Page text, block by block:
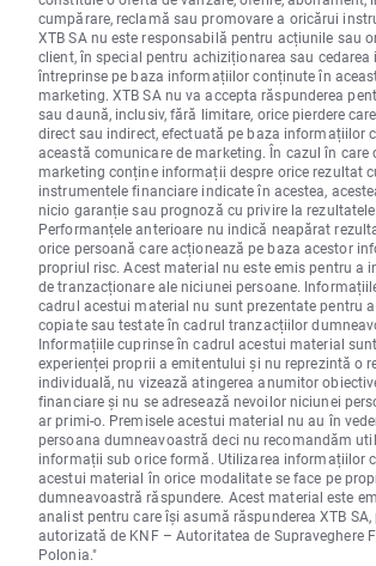
cumpărare, reclamă sau promovare a oricărui
XTB SA nu este responsabilă pentru acțiunile sau
client, în special pentru achiziționarea sau cedarea
întreprinse pe baza informațiilor conținute în
marketing. XTB SA nu va accepta răspunderea
sau daună, inclusiv, fără limitare, orice pierdere
direct sau indirect, efectuată pe baza informațiilor
această comunicare de marketing. În cazul în care
marketing conține informații despre orice rezultat
instrumentele financiare indicate în acestea,
nicio garanție sau prognoză cu privire la
Performanțele anterioare nu indică neapărat
orice persoană care acționează pe baza acestor
propriul risc. Acest material nu este emis pentru a
de tranzacționare ale niciunei persoane.
cadrul acestui material nu sunt prezentate pentru
copiate sau testate în cadrul tranzacțiilor
Informațiile cuprinse în cadrul acestui material
experienței proprii a emitentului și nu reprezintă o
individuală, nu vizează atingerea anumitor
financiare și nu se adresează nevoilor niciunei
ar primi-o. Premisele acestui material nu au în
persoana dumneavoastră deci nu recomandăm
informații sub orice formă. Utilizarea informațiilor
acestui material în orice modalitate se face pe
dumneavoastră răspundere. Acest material este
analist pentru care își asumă răspunderea XTB
autorizată de KNF – Autoritatea de Supraveghere
Polonia."